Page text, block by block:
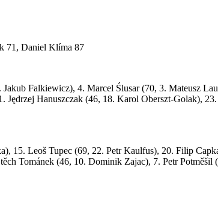
71, Daniel Klíma 87
Falkiewicz), 4. Marcel Ślusar (70, 3. Mateusz
Jędrzej Hanuszczak (46, 18. Karol Oberszt-Golak),
15. Leoš Tupec (69, 22. Petr Kaulfus), 20. Filip
Tománek (46, 10. Dominik Zajac), 7. Petr